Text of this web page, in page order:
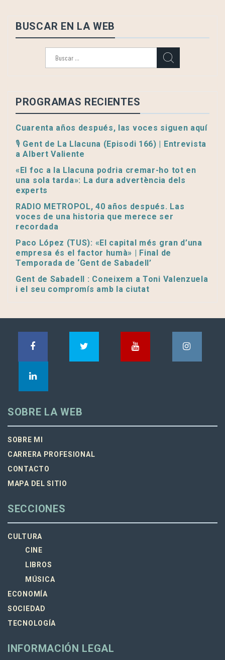
BUSCAR EN LA WEB
PROGRAMAS RECIENTES
Cuarenta años después, las voces siguen aquí
🎙️ Gent de La Llacuna (Episodi 166) | Entrevista
a Albert Valiente
«El foc a la Llacuna podria cremar-ho tot en
una sola tarda»: La dura advertència dels
experts
RADIO METROPOL, 40 años después. Las
voces de una historia que merece ser
recordada
Paco López (TUS): «El capital més gran d’una
empresa és el factor humà» | Final de
Temporada de ‘Gent de Sabadell’
Gent de Sabadell : Coneixem a Toni Valenzuela
i el seu compromís amb la ciutat
SOBRE LA WEB
SOBRE MI
CARRERA PROFESIONAL
CONTACTO
MAPA DEL SITIO
SECCIONES
CULTURA
CINE
LIBROS
MÚSICA
ECONOMÍA
SOCIEDAD
TECNOLOGÍA
INFORMACIÓN LEGAL